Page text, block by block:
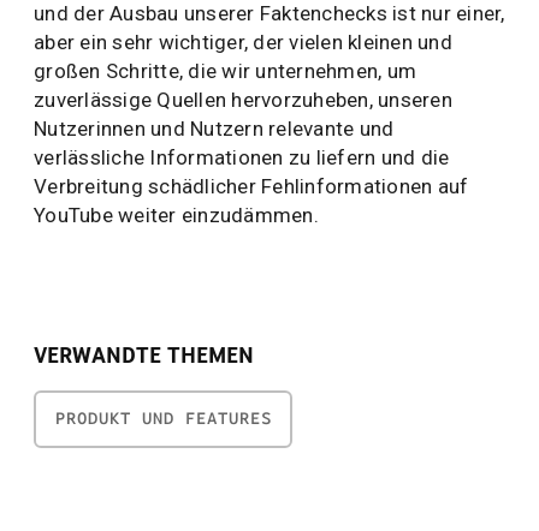
und der Ausbau unserer Faktenchecks ist nur einer,
aber ein sehr wichtiger, der vielen kleinen und
großen Schritte, die wir unternehmen, um
zuverlässige Quellen hervorzuheben, unseren
Nutzerinnen und Nutzern relevante und
verlässliche Informationen zu liefern und die
Verbreitung schädlicher Fehlinformationen auf
YouTube weiter einzudämmen.
VERWANDTE THEMEN
PRODUKT UND FEATURES